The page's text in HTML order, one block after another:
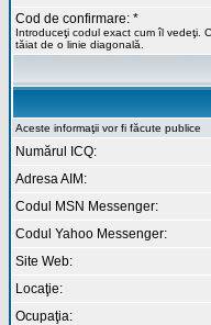
Cod de confirmare: *
Introduceţi codul exact cum îl vedeţi.
tăiat de o linie diagonală.
Aceste informaţii vor fi făcute publice
Numărul ICQ:
Adresa AIM:
Codul MSN Messenger:
Codul Yahoo Messenger:
Site Web:
Locaţie:
Ocupaţia: